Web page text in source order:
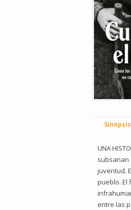
Sinopsis
UNA
subsanan
juventud.
pueblo. El
entre las